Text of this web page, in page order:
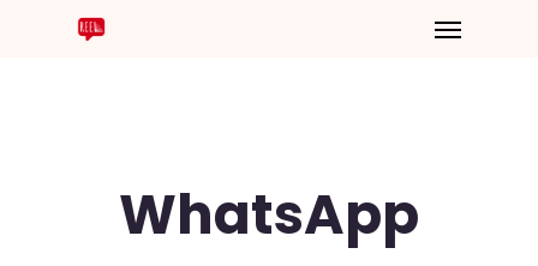
WhatsApp